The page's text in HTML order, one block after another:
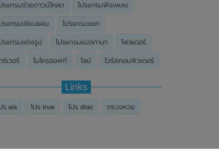
รแกรมช่วยดาวน์โหลด โปรแกรมฟังเพลง
รแกรมเขียนแผ่น โปรแกรมแชท
รแกรมแต่งรูป โปรแกรมแปลภาษา โฟลเดอร์
ร์เวอร์ ไมโครซอฟท์ ไลน์ ไวรัสคอมพิวเตอร์
Links
ร ais โปร true โปร dtac ตรวจหวย